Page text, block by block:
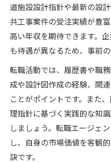
水道施設設計指針
水道工事設計資格
水道工事設計の資
水道工事設計で現
水道工事設計がイ
水道工事設計の現
水道工事設計の実
水道工事設計書・
道施設設計指針や最新の設
共工事案件の受注実績が豊
高い年収を期待できます。
も待遇が異なるため、事前
転職活動では、履歴書や職
成や設計図作成の経験、関
ことがポイントです。また
理指針に基づく実践的な知
しましょう。転職エージェ
し、自身の市場価値を客観
訣です。